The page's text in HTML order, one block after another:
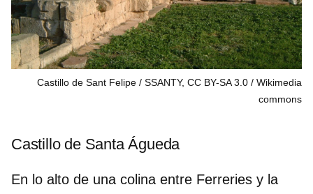
Castillo de Sant Felipe / SSANTY, CC BY-SA 3.0
Wikimedia
commons
Castillo de Santa Águeda
En lo alto de una colina entre Ferreries y la